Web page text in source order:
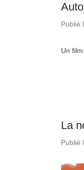
Publié
Un
La
Publié